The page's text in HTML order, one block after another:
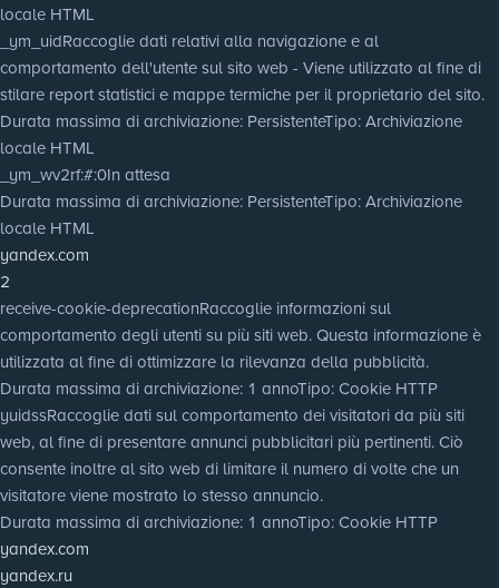
locale HTML
_ym_uidRaccoglie dati relativi alla navigazione e al
comportamento dell'utente sul sito web - Viene utilizzato al fine di
stilare report statistici e mappe termiche per il proprietario del sito.
Durata massima di archiviazione: PersistenteTipo: Archiviazione
locale HTML
_ym_wv2rf:#:0In attesa
Durata massima di archiviazione: PersistenteTipo: Archiviazione
locale HTML
yandex.com
2
receive-cookie-deprecationRaccoglie informazioni sul
comportamento degli utenti su più siti web. Questa informazione è
utilizzata al fine di ottimizzare la rilevanza della pubblicità.
Durata massima di archiviazione: 1 annoTipo: Cookie HTTP
yuidssRaccoglie dati sul comportamento dei visitatori da più siti
web, al fine di presentare annunci pubblicitari più pertinenti. Ciò
consente inoltre al sito web di limitare il numero di volte che un
visitatore viene mostrato lo stesso annuncio.
Durata massima di archiviazione: 1 annoTipo: Cookie HTTP
yandex.com
yandex.ru